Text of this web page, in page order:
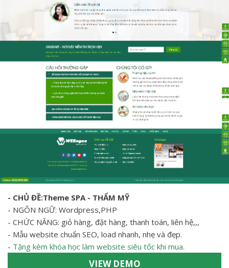
- CHỦ ĐỀ:Theme SPA - THẨM MỸ
- NGÔN NGỮ: Wordpress,PHP
- CHỨC NĂNG: giỏ hàng, đặt hàng, thanh toán, liên hệ,,,
- Mẫu website chuẩn SEO, load nhanh, nhẹ và đẹp.
- Tặng kèm khóa học làm website siêu tốc khi mua.
VIEW DEMO